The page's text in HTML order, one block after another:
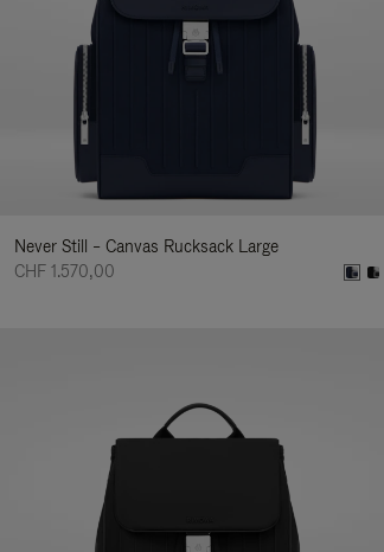
Never Still – Canvas Rucksack Large
CHF 1.570,00